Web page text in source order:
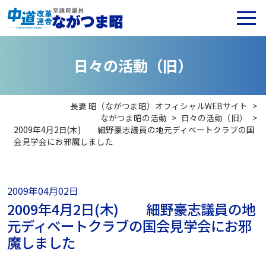
日々の活動 （旧）
長妻 昭（ながつま昭）オフィシャルWEBサイト >
ながつま昭の活動 > 日々の活動（旧）
>
2009年4月2日(木) 細野豪志議員の地元ディベートクラブの国
会見学会にお邪魔しました
2009年04月02日
2009年4月2日(木) 細野豪志議員の地
元ディベートクラブの国会見学会にお邪
魔しました